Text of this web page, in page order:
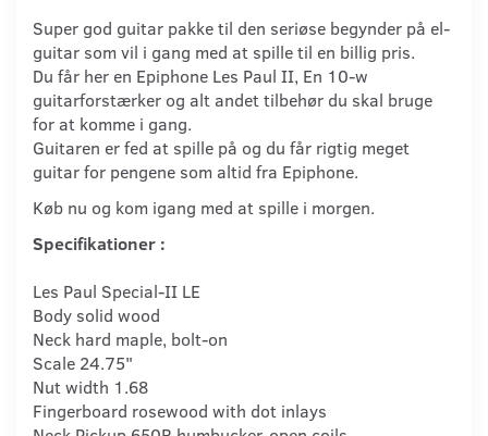
Super god guitar pakke til den seriøse begynder på el-
guitar som vil i gang med at spille til en billig pris.
Du får her en Epiphone Les Paul II, En 10-w
guitarforstærker og alt andet tilbehør du skal bruge
for at komme i gang.
Guitaren er fed at spille på og du får rigtig meget
guitar for pengene som altid fra Epiphone.
Køb nu og kom igang med at spille i morgen.
Specifikationer :
Les Paul Special-II LE
Body solid wood
Neck hard maple, bolt-on
Scale 24.75"
Nut width 1.68
Fingerboard rosewood with dot inlays